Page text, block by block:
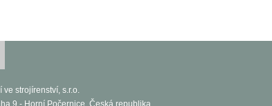
ve strojírenství, s.r.o.
9 - Horní Počernice, Česká republika